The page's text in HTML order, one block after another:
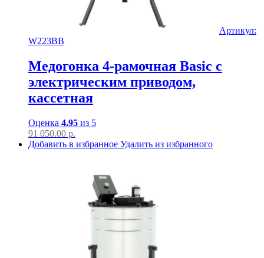
Артикул:
W223BB
Медогонка 4-рамочная Basic с
электрическим приводом,
кассетная
Оценка 4.95 из 5
91 050.00 р.
Добавить в избранное Удалить из избранного